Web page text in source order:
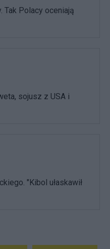
Tak Polacy oceniają
sojusz z USA i
"Kibol ułaskawił